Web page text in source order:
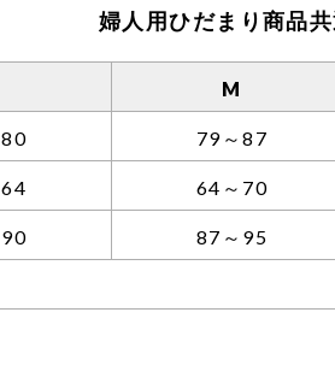
婦人用ひだまり商品
M
79～87
64～70
87～95